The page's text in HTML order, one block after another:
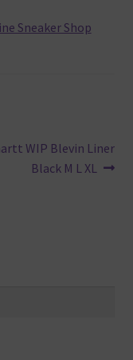
Sneaker Shop
WIP Blevin Liner
Black M L XL